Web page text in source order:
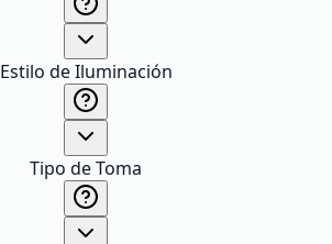
Estilo de Iluminación
Tipo de Toma